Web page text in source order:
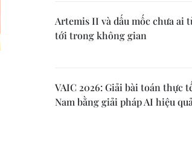
Artemis II và dấu mốc chưa ai
tới trong không gian
VAIC 2026: Giải bài toán thực
Nam bằng giải pháp AI hiệu quả